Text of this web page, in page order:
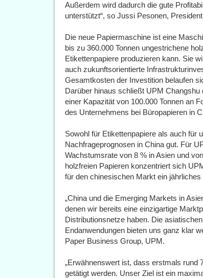
Außerdem wird dadurch die gute
unterstützt“, so Jussi Pesonen,
Die neue Papiermaschine ist eine
bis zu 360.000 Tonnen ungestrichene
Etikettenpapiere produzieren kann. Sie
auch zukunftsorientierte
Gesamtkosten der Investition belaufen
Darüber hinaus schließt UPM
einer Kapazität von 100.000 Tonnen an
des Unternehmens bei Büropapieren in
Sowohl für Etikettenpapiere als auch für
Nachfrageprognosen in China gut. Für
Wachstumsrate von 8 % in Asien und
holzfreien Papieren konzentriert sich
für den chinesischen Markt ein
„China und die Emerging Markets in
denen wir bereits eine einzigartige
Distributionsnetze haben. Die
Endanwendungen bieten uns ganz klar
Paper Business Group, UPM.
„Erwähnenswert ist, dass erstmals rund
getätigt werden. Unser Ziel ist ein